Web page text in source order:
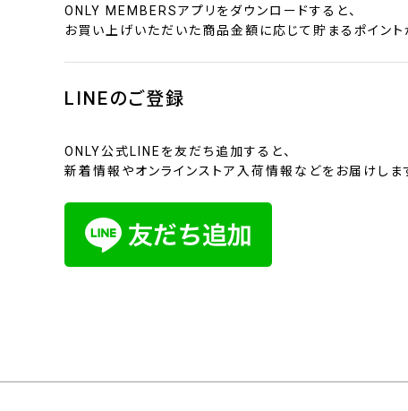
ONLY MEMBERSアプリをダウンロードすると、
お買い上げいただいた商品金額に応じて貯まるポイント
LINEのご登録
ONLY公式LINEを友だち追加すると、
新着情報やオンラインストア入荷情報などをお届けしま